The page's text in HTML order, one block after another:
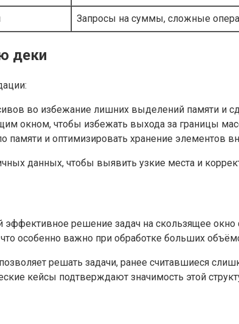
Запросы на суммы, сложные
деки
во избежание лишних выделений памяти и
окном, чтобы избежать выхода за границы
и оптимизировать хранение элементов
данных, чтобы выявить узкие места и
решение задач на скользящее окно
особенно важно при обработке больших
решать задачи, ранее считавшиеся
кейсы подтверждают значимость этой